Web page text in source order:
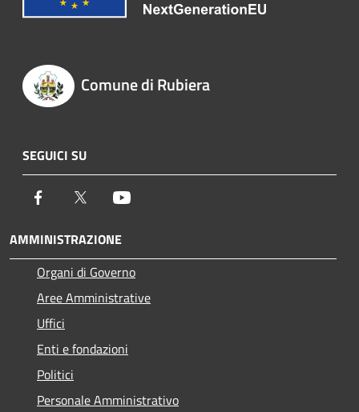
Comune di Rubiera
SEGUICI SU
Facebook Twitter
AMMINISTRAZIONE
Organi di Governo
Aree Amministrative
Uffici
Enti e fondazioni
Politici
Personale Amministrativo